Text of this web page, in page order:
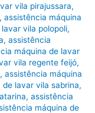
vila pirajussara,
,assistência máquina
vila polopoli,
,assistência
máquina de lavar
vila regente feijó,
,assistência máquina
lavar vila sabrina,
,assistência
máquina de